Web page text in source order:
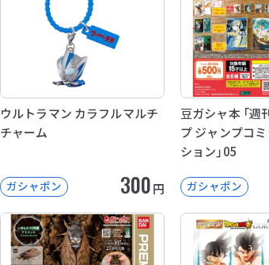
ウルトラマン カラフルマルチ
チャーム
ガシャポン 300円
豆ガシャ本 「週
プ ジャンプコ
ション」05
ガシャポン